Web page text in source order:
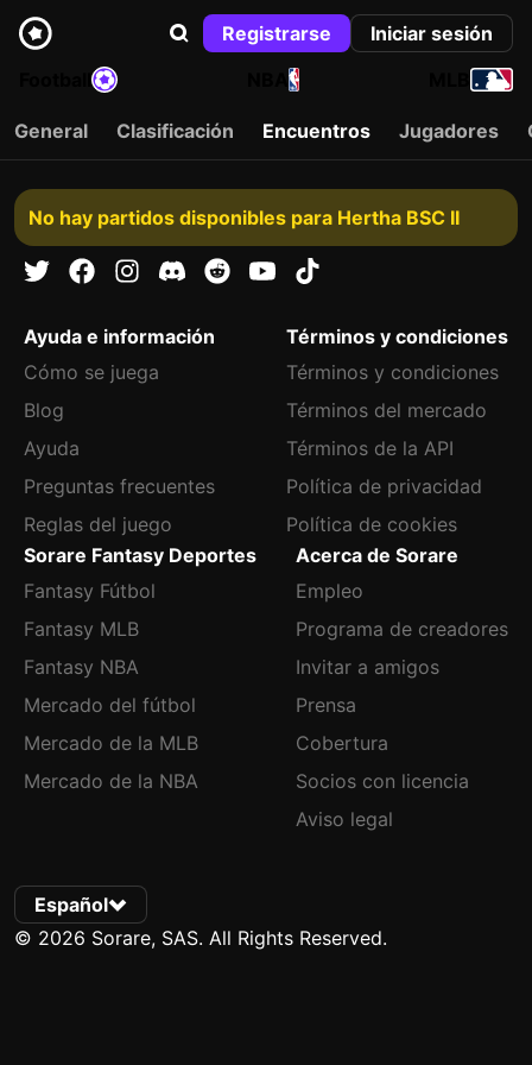
Registrarse
Iniciar sesión
NBA
General Clasificación Encuentros Jugadores
No hay partidos disponibles para Hertha BSC II
Ayuda e información
Cómo se juega
Blog
Ayuda
Preguntas frecuentes
Reglas del juego
Términos y condiciones
Términos y condiciones
Términos del mercado
Términos de la API
Política de privacidad
Política de cookies
Sorare Fantasy Deportes
Fantasy Fútbol
Fantasy MLB
Fantasy NBA
Mercado del fútbol
Mercado de la MLB
Mercado de la NBA
Acerca de Sorare
Empleo
Programa de creadores
Invitar a amigos
Prensa
Cobertura
Socios con licencia
Aviso legal
Español
© 2026 Sorare, SAS. All Rights Reserved.